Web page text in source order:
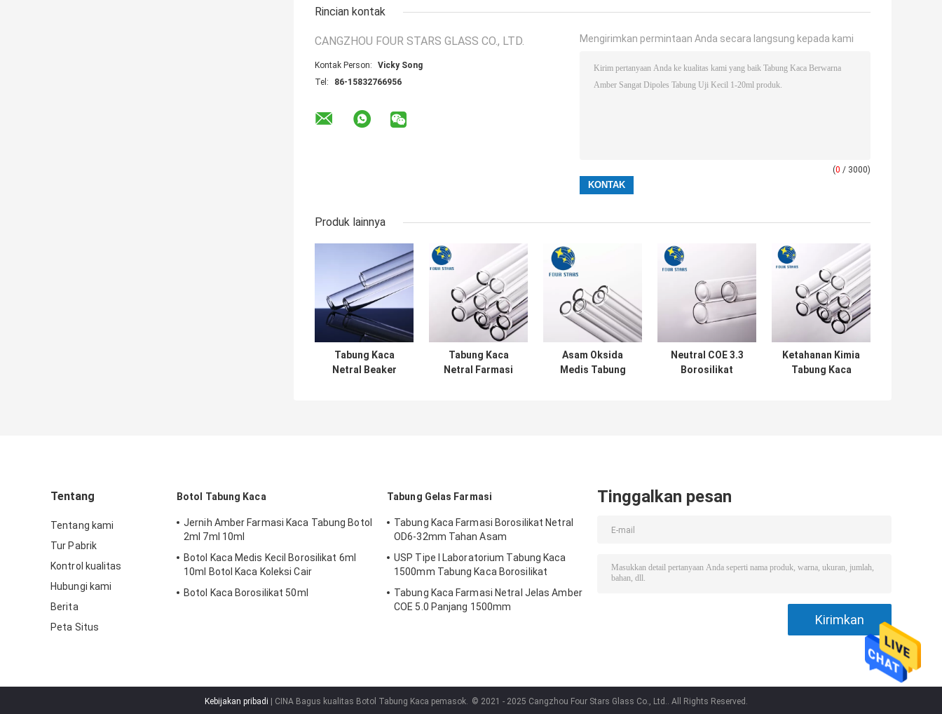
Rincian kontak
CANGZHOU FOUR STARS GLASS CO., LTD.
Kontak Person:
Vicky Song
Tel:
86-15832766956
Mengirimkan permintaan Anda secara langsung kepada kami
(0 / 3000)
Produk lainnya
Tabung Kaca
Netral Beaker
Tabung Kaca
Netral Farmasi
Asam Oksida
Medis Tabung
Neutral COE 3.3
Borosilikat
Ketahanan Kimia
Tabung Kaca
Tentang
Tentang kami
Tur Pabrik
Kontrol kualitas
Hubungi kami
Berita
Peta Situs
Botol Tabung Kaca
Jernih Amber Farmasi Kaca Tabung Botol
2ml 7ml 10ml
Botol Kaca Medis Kecil Borosilikat 6ml
10ml Botol Kaca Koleksi Cair
Botol Kaca Borosilikat 50ml
Tabung Gelas Farmasi
Tabung Kaca Farmasi Borosilikat Netral
OD6-32mm Tahan Asam
USP Tipe I Laboratorium Tabung Kaca
1500mm Tabung Kaca Borosilikat
Tabung Kaca Farmasi Netral Jelas Amber
COE 5.0 Panjang 1500mm
Tinggalkan pesan
Kebijakan pribadi | CINA Bagus kualitas Botol Tabung Kaca pemasok. © 2021 - 2025 Cangzhou Four Stars Glass Co., Ltd.. All Rights Reserved.